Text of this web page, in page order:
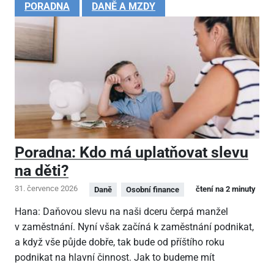
PORADNA DANĚ A MZDY
Poradna: Kdo má uplatňovat slevu
na děti?
31. července 2026 Daně Osobní finance čtení na 2 minuty
Hana: Daňovou slevu na naši dceru čerpá manžel
v zaměstnání. Nyní však začíná k zaměstnání podnikat,
a když vše půjde dobře, tak bude od příštího roku
podnikat na hlavní činnost. Jak to budeme mít